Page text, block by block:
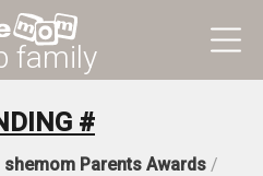
family
#
shemom Parents Awards/